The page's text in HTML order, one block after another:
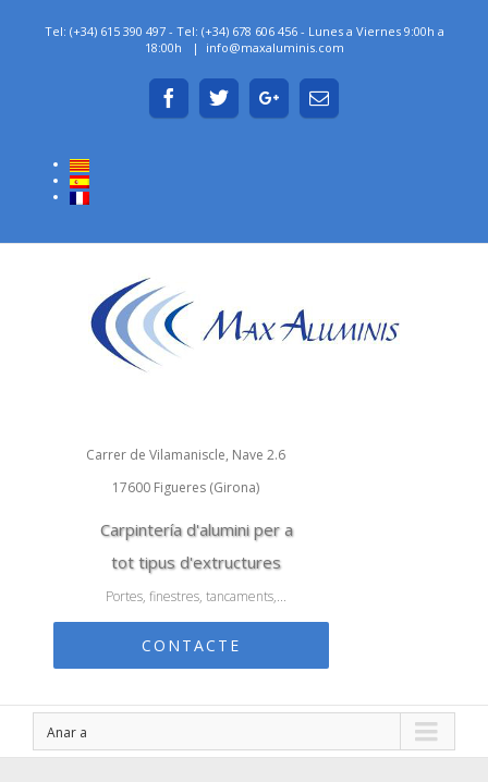
Tel: (+34) 615 390 497 - Tel: (+34) 678 606 456 - Lunes a Viernes 9:00h a
18:00h
| info@maxaluminis.com
Carrer de Vilamaniscle, Nave 2.6
17600 Figueres (Girona)
Carpintería d'alumini per a
tot tipus d'extructures
Portes, finestres, tancaments,...
CONTACTE
Anar a